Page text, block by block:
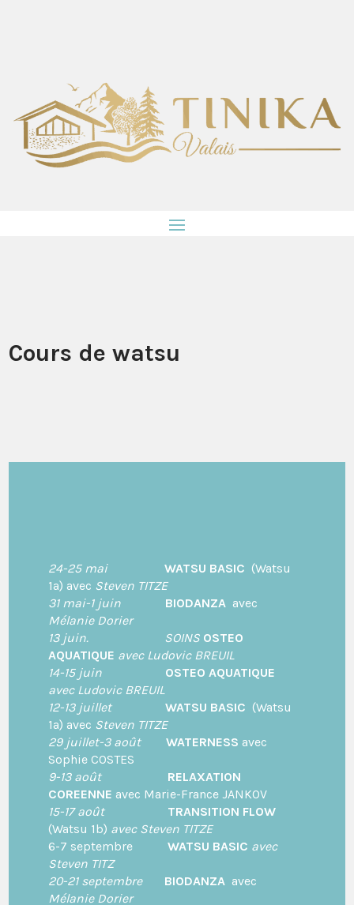
Cours de watsu
24-25 mai WATSU BASIC (Watsu
1a) avec Steven TITZE
31 mai-1 juin
BIODANZA avec
Mélanie Dorier
13 juin.
SOINS OSTEO
AQUATIQUE avec Ludovic BREUIL
14-15 juin
OSTEO AQUATIQUE
avec Ludovic BREUIL
12-13 juillet
WATSU BASIC (Watsu
1a) avec Steven TITZE
29 juillet-3 août
WATERNESS avec
Sophie COSTES
9-13 août
RELAXATION
COREENNE avec Marie-France JANKOV
15-17 août
TRANSITION FLOW
(Watsu 1b) avec Steven TITZE
6-7 septembre
WATSU BASIC avec
Steven TITZ
20-21 septembre
BIODANZA avec
Mélanie Dorier